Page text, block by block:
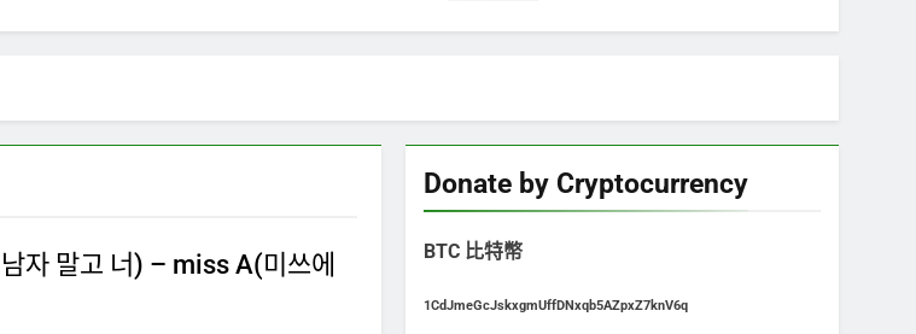
자 말고 너) – miss A(미쓰에
Donate by Cryptocurrency
BTC 比特幣
1CdJmeGcJskxgmUffDNxqb5AZpxZ7knV6q